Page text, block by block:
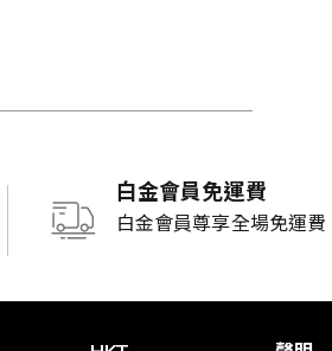
白金會員免運費
白金會員尊享全場免運費